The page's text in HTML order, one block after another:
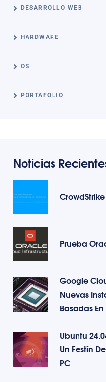
DESARROLLO WEB
HARDWARE
OS
PORTAFOLIO
Noticias
CrowdStrike
Prueba
Google
Nuevas
Basadas En
Ubuntu
Un Festín
PC